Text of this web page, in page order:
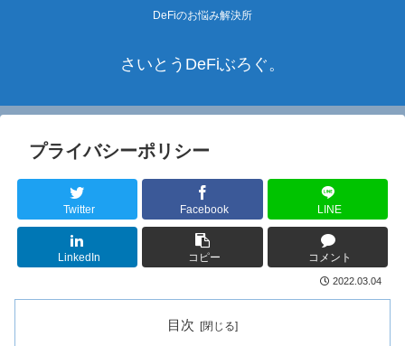
DeFiのお悩み解決所
さいとうDeFiぶろぐ。
プライバシーポリシー
Twitter Facebook LINE
LinkedIn コピー コメント
2022.03.04
目次